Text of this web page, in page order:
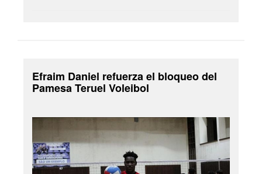
Efraim Daniel refuerza el bloqueo del
Pamesa Teruel Voleibol